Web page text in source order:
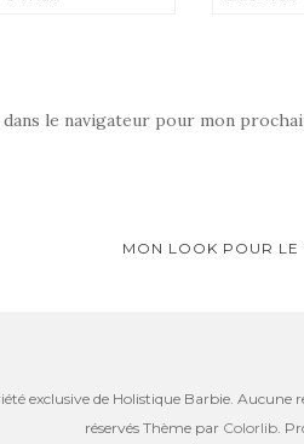
le navigateur pour mon
MON LOOK POUR LE
exclusive de Holistique Barbie.
réservés Thème par Colorlib.